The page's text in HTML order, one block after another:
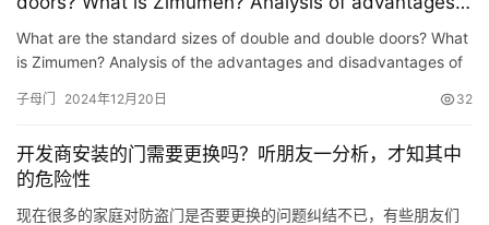
and disadvantages of installation
What are the standard sizes of double and double doors? What
is Zimumen? Analysis of the advantages and disadvantages of
子母门 2024年12月20日 32
开发商安装的门需要更换吗？听朋友一分析，才知其中
的危险性
现在很多的家庭对防盗门是否要更换的问题纠结不已，有些朋友们